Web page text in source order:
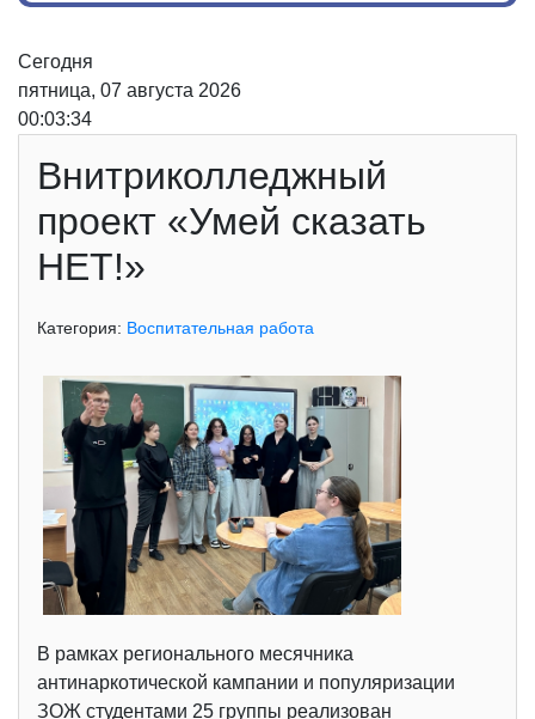
Сегодня
пятница, 07 августа 2026
00:03:34
Внитриколледжный
проект «Умей сказать
НЕТ!»
Категория: Воспитательная работа
В рамках регионального месячника
антинаркотической кампании и популяризации
ЗОЖ студентами 25 группы реализован